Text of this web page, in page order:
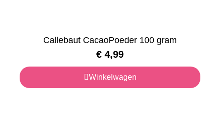
Callebaut CacaoPoeder 100 gram
€ 4,99
Winkelwagen